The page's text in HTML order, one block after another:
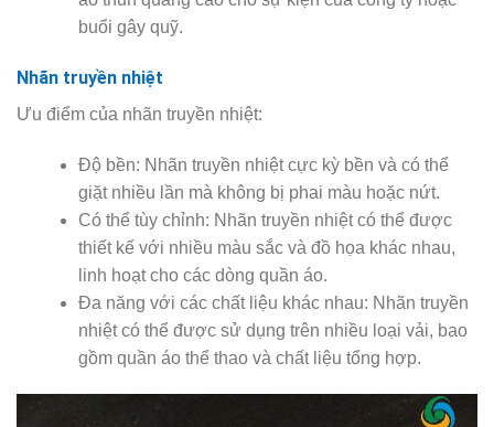
buổi gây quỹ.
Nhãn truyền nhiệt
Ưu điểm của nhãn truyền nhiệt:
Độ bền: Nhãn truyền nhiệt cực kỳ bền và có thể
giặt nhiều lần mà không bị phai màu hoặc nứt.
Có thể tùy chỉnh: Nhãn truyền nhiệt có thể được
thiết kế với nhiều màu sắc và đồ họa khác nhau,
linh hoạt cho các dòng quần áo.
Đa năng với các chất liệu khác nhau: Nhãn truyền
nhiệt có thể được sử dụng trên nhiều loại vải, bao
gồm quần áo thể thao và chất liệu tổng hợp.